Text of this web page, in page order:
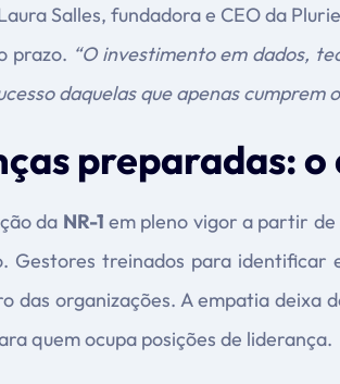
Salles, fundadora e CEO da
prazo. “O investimento em dados,
daquelas que apenas cumprem
preparadas:
da NR-1 em pleno vigor a partir de
Gestores treinados para identificar
das organizações. A empatia deixa
quem ocupa posições de liderança.